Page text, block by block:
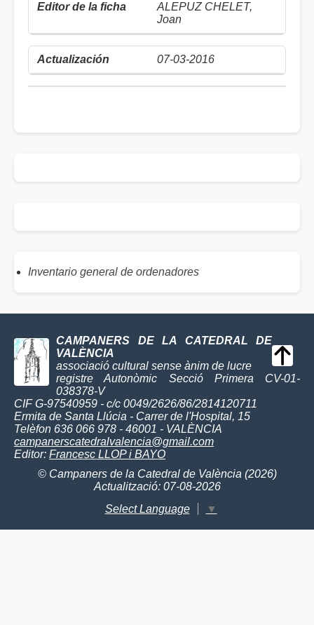
ALEPUZ CHELET,
Joan
07-03-2016
Inventario general de ordenadores
CAMPANERS DE LA CATEDRAL DE
VALÈNCIA
associació cultural sense ànim de lucre
registre Autonòmic Secció Primera CV-01-
038378-V
CIF G-97540959 - c/c 0049/2626/86/2814120711
Ermita de Santa Llúcia - Carrer de l'Hospital, 15
Telèfon 636 066 978 - 46001 - VALÈNCIA
campanerscatedralvalencia@gmail.com
Editor: Francesc LLOP i BAYO
© Campaners de la Catedral de València (2026)
Actualització: 07-08-2026
Select Language
▼